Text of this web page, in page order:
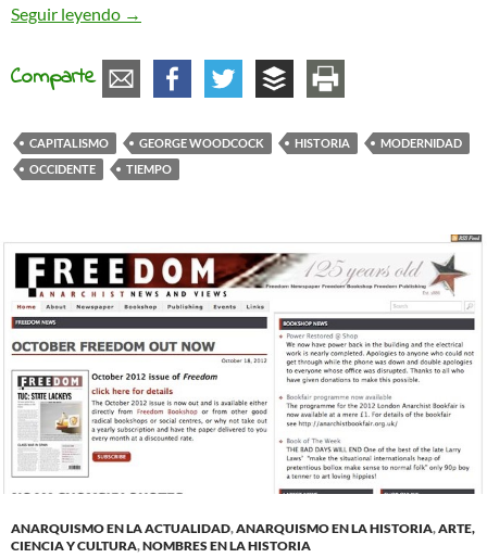
Seguir leyendo La tiranía del reloj
→
Comparte
CAPITALISMO GEORGE WOODCOCK HISTORIA
MODERNIDAD
OCCIDENTE
TIEMPO
ANARQUISMO EN LA ACTUALIDAD,ANARQUISMO EN LA HISTORIA,ARTE,
CIENCIA Y CULTURA,NOMBRES EN LA HISTORIA